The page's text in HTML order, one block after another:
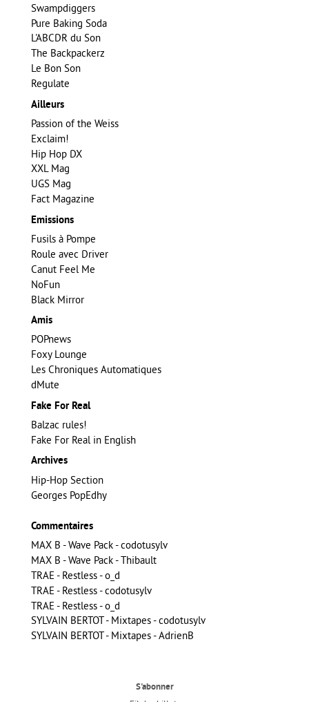
Swampdiggers
Pure Baking Soda
L'ABCDR du Son
The Backpackerz
Le Bon Son
Regulate
Ailleurs
Passion of the Weiss
Exclaim!
Hip Hop DX
XXL Mag
UGS Mag
Fact Magazine
Emissions
Fusils à Pompe
Roule avec Driver
Canut Feel Me
NoFun
Black Mirror
Amis
POPnews
Foxy Lounge
Les Chroniques Automatiques
dMute
Fake For Real
Balzac rules!
Fake For Real in English
Archives
Hip-Hop Section
Georges PopEdhy
Commentaires
MAX B - Wave Pack - codotusylv
MAX B - Wave Pack - Thibault
TRAE - Restless - o_d
TRAE - Restless - codotusylv
TRAE - Restless - o_d
SYLVAIN BERTOT - Mixtapes - codotusylv
SYLVAIN BERTOT - Mixtapes - AdrienB
S'abonner